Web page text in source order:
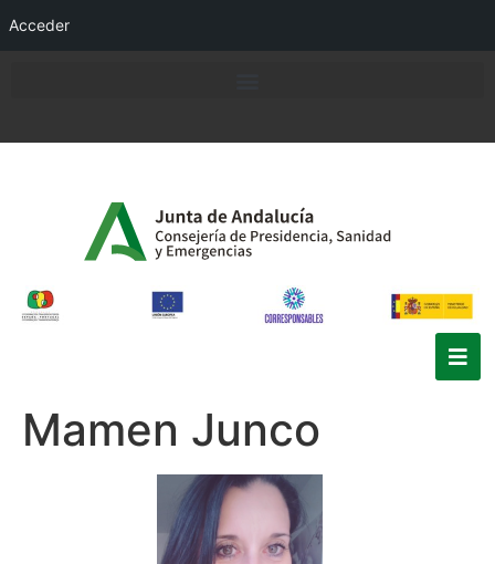
Acceder
Mamen Junco